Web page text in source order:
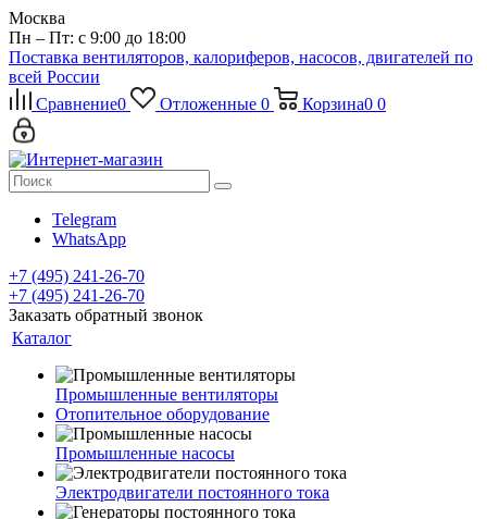
Москва
Пн – Пт: с 9:00 до 18:00
Поставка вентиляторов, калориферов, насосов, двигателей по
всей России
Сравнение0 Отложенные 0 Корзина0 0
Telegram
WhatsApp
+7 (495) 241-26-70
+7 (495) 241-26-70
Заказать обратный звонок
Каталог
Промышленные вентиляторы
Отопительное оборудование
Промышленные насосы
Электродвигатели постоянного тока